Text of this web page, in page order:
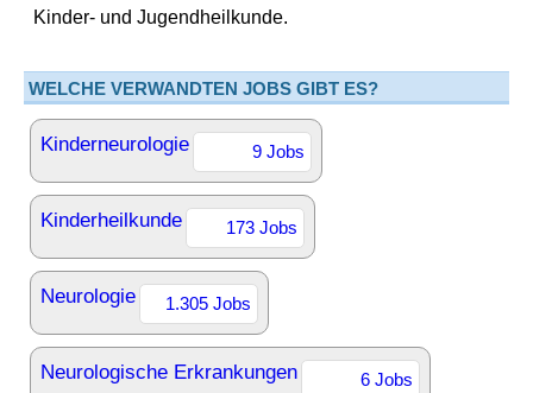
Kinder- und Jugendheilkunde.
WELCHE VERWANDTEN JOBS GIBT ES?
Kinderneurologie 9 Jobs
Kinderheilkunde 173 Jobs
Neurologie 1.305 Jobs
Neurologische Erkrankungen 6 Jobs